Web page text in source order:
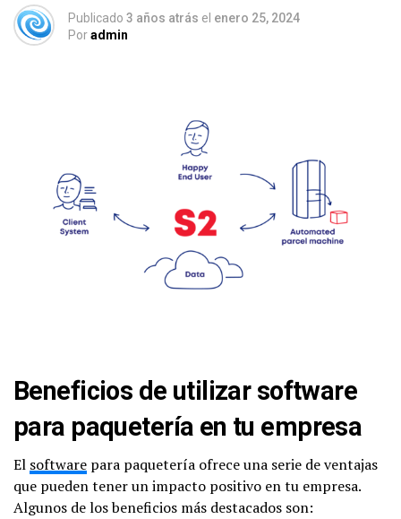
Publicado 3 años atrás el enero 25, 2024
Poradmin
Beneficios de utilizar software
para paquetería en tu empresa
El software para paquetería ofrece una serie de ventajas
que pueden tener un impacto positivo en tu empresa.
Algunos de los beneficios más destacados son: